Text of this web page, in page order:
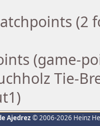
(2
(game-
Tie-
Ajedrez © 2006-2026 Heinz